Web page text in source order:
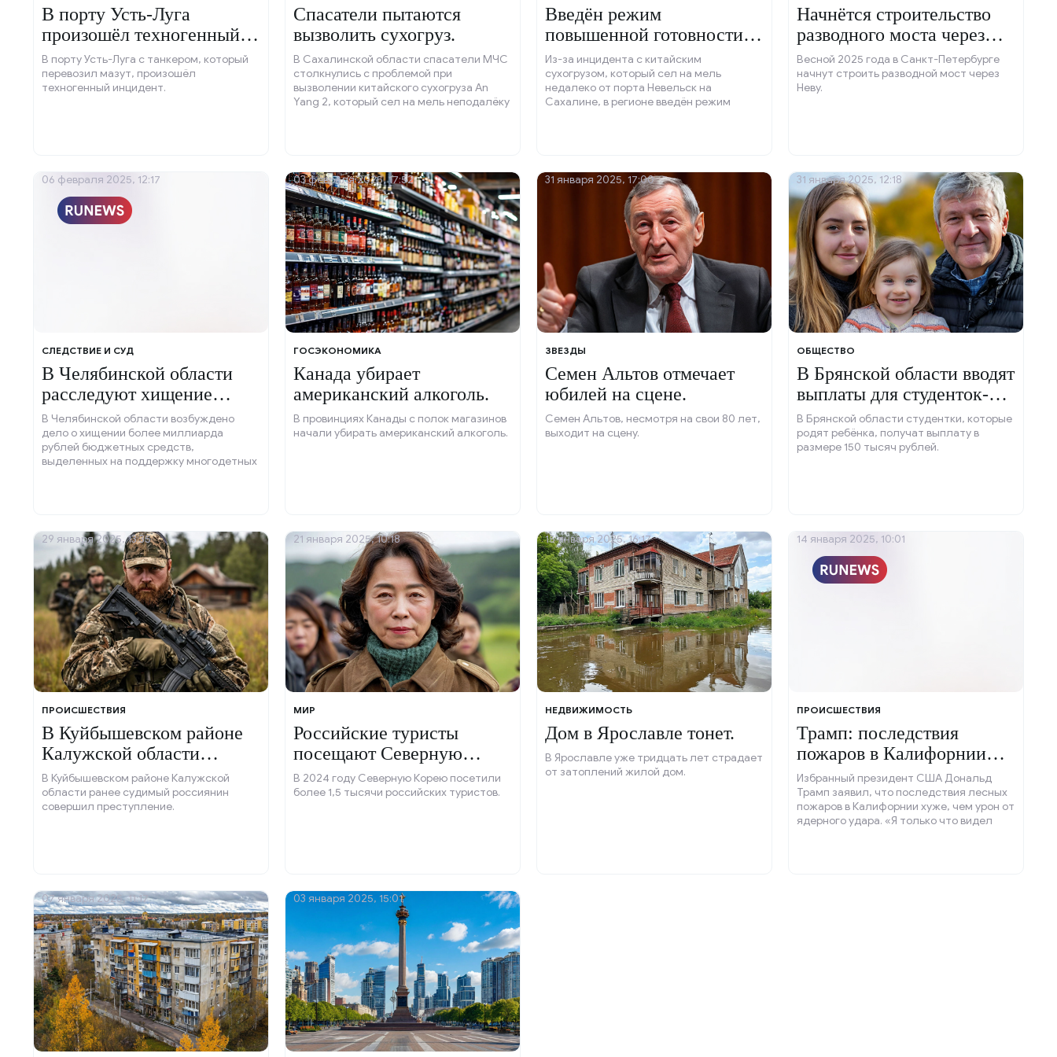
В порту Усть-Луга
произошёл техногенный
инцидент.
В порту Усть-Луга с танкером, который
перевозил мазут, произошёл
техногенный инцидент.
Спасатели пытаются
вызволить сухогруз.
В Сахалинской области спасатели МЧС
столкнулись с проблемой при
вызволении китайского сухогруза An
Yang 2, который сел на мель неподалёку
Введён режим
повышенной готовности
из-за инцидента с
сухогрузом.
Из-за инцидента с китайским
сухогрузом, который сел на мель
недалеко от порта Невельск на
Сахалине, в регионе введён режим
Начнётся строительство
разводного моста через
Неву.
Весной 2025 года в Санкт-Петербурге
начнут строить разводной мост через
Неву.
СЛЕДСТВИЕ И СУД
В Челябинской области
расследуют хищение
бюджетных средств.
В Челябинской области возбуждено
дело о хищении более миллиарда
рублей бюджетных средств,
выделенных на поддержку многодетных
06 февраля 2025, 12:17
ГОСЭКОНОМИКА
Канада убирает
американский алкоголь.
В провинциях Канады с полок магазинов
начали убирать американский алкоголь.
03 февраля 2025, 17:52
ЗВЕЗДЫ
Семен Альтов отмечает
юбилей на сцене.
Семен Альтов, несмотря на свои 80 лет,
выходит на сцену.
31 января 2025, 17:00
ОБЩЕСТВО
В Брянской области вводят
выплаты для студенток-
рожениц.
В Брянской области студентки, которые
родят ребёнка, получат выплату в
размере 150 тысяч рублей.
31 января 2025, 12:18
ПРОИСШЕСТВИЯ
В Куйбышевском районе
Калужской области
захвачены заложники.
В Куйбышевском районе Калужской
области ранее судимый россиянин
совершил преступление.
29 января 2025, 13:35
МИР
Российские туристы
посещают Северную
Корею
В 2024 году Северную Корею посетили
более 1,5 тысячи российских туристов.
21 января 2025, 10:18
НЕДВИЖИМОСТЬ
Дом в Ярославле тонет.
В Ярославле уже тридцать лет страдает
от затоплений жилой дом.
15 января 2025, 16:17
ПРОИСШЕСТВИЯ
Трамп: последствия
пожаров в Калифорнии
хуже ядерного удара.
Избранный президент США Дональд
Трамп заявил, что последствия лесных
пожаров в Калифорнии хуже, чем урон от
ядерного удара. «Я только что видел
14 января 2025, 10:01
07 января 2025, 11:17 03 января 2025, 15:01